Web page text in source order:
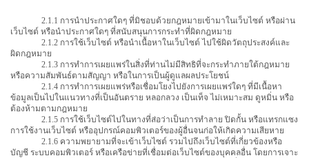
2.1.1 การนำประกาศใดๆ ที่มิชอบด้วยกฎหมายเข้ามาในเว็บไซต์ หรือผ่าน
เว็บไซต์ หรือนำประกาศใดๆ ที่สนับสนุนการกระทำที่ผิดกฎหมาย
2.1.2 การใช้เว็บไซต์ หรือนำเนื้อหาในเว็บไซต์ ไปใช้ผิดวัตถุประสงค์และ
ผิดกฎหมาย
2.1.3 การทำการเผยแพร่ในสิ่งที่ท่านไม่มีสิทธิที่จะกระทำภายใต้กฎหมาย
หรือความสัมพันธ์ตามสัญญา หรือในการเป็นผู้ดูแลผลประโยชน์
2.1.4 การทำการเผยแพร่หรือเชื่อมโยงไปยังการเผยแพร่ใดๆ ที่มีเนื้อหา
ข้อมูลเป็นไปในแนวทางที่เป็นอันตราย หลอกลวง เป็นเท็จ ไม่เหมาะสม ดูหมิ่น หรือ
ต้องห้ามตามกฎหมาย
2.1.5 การใช้เว็บไซต์ไปในทางที่ส่อว่าเป็นการทำลาย ปิดกั้น หรือแทรกแซง
การใช้งานเว็บไซต์ หรืออุปกรณ์คอมพิวเตอร์ของผู้อื่นจนก่อให้เกิดความเสียหาย
2.1.6 ความพยายามที่จะเข้าเว็บไซต์ รวมไปถึงเว็บไซต์ที่เกี่ยวข้องหรือ
บัญชี ระบบคอมพิวเตอร์ หรือเครือข่ายที่เชื่อมต่อเว็บไซต์ของบุคคลอื่น โดยการเจาะ